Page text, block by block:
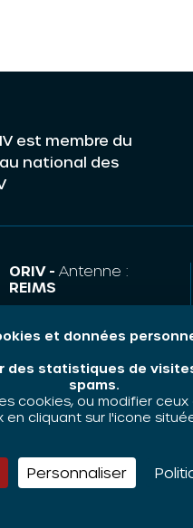
est membre du
national des
ORIV -Antenne :
REIMS
Eisenhower
e.arnoulet@oriv.fr
06 48 58 83 63
et données
statistiques de
spams.
cookies, ou modifier
cliquant sur l'icone
Personnaliser